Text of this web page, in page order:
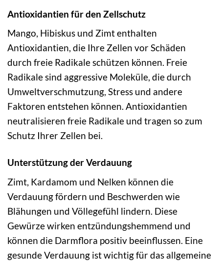
Antioxidantien für den Zellschutz
Mango, Hibiskus und Zimt enthalten
Antioxidantien, die Ihre Zellen vor Schäden
durch freie Radikale schützen können. Freie
Radikale sind aggressive Moleküle, die durch
Umweltverschmutzung, Stress und andere
Faktoren entstehen können. Antioxidantien
neutralisieren freie Radikale und tragen so zum
Schutz Ihrer Zellen bei.
Unterstützung der Verdauung
Zimt, Kardamom und Nelken können die
Verdauung fördern und Beschwerden wie
Blähungen und Völlegefühl lindern. Diese
Gewürze wirken entzündungshemmend und
können die Darmflora positiv beeinflussen. Eine
gesunde Verdauung ist wichtig für das allgemeine